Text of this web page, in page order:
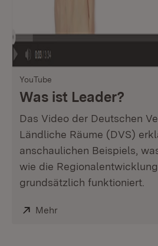
YouTube
Was ist Leader?
Das Video der Deutschen
Ländliche Räume (DVS)
anschaulichen Beispiels,
wie die
grundsätzlich funktioniert.
Extern:
Mehr(Öffnet in neuem